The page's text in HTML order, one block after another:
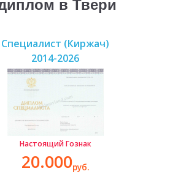
в Твери
Специалист (Киржач)
2014-2026
Настоящий Гознак
20.000руб.